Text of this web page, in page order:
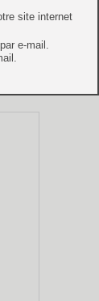
site internet
e-mail.